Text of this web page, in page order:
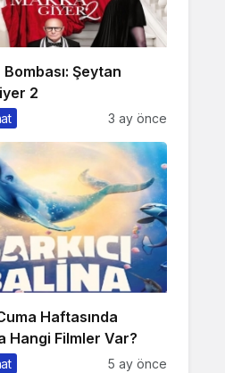
Şeytan
2
3 ay önce
Haftasında
Hangi Filmler Var?
5 ay önce